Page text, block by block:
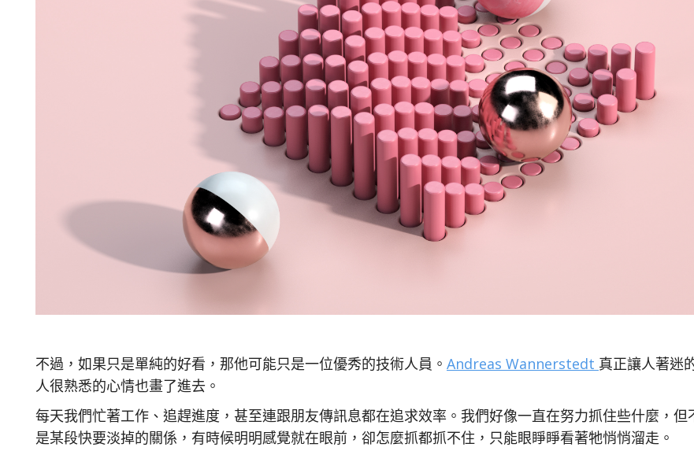
不過，如果只是單純的好看，那他可能只是一位優秀的技術人員。 Andreas Wannerstedt 真正讓人著迷
人很熟悉的心情也畫了進去。
每天我們忙著工作、追趕進度，甚至連跟朋友傳訊息都在追求效率。我們好像一直在努力抓住些什麼，
是某段快要淡掉的關係，有時候明明感覺就在眼前，卻怎麼抓都抓不住，只能眼睜睜看著牠悄悄溜走。